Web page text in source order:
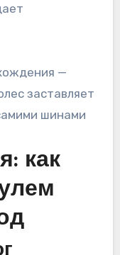
заставляет
шинами
как